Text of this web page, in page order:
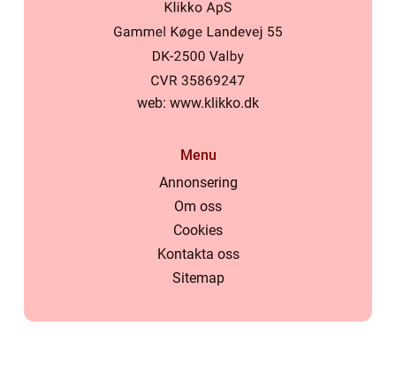
web: www.klikko.dk
Menu
Annonsering
Om oss
Cookies
Kontakta oss
Sitemap